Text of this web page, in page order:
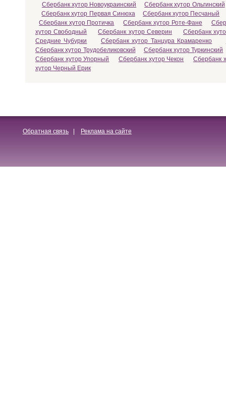
Сбербанк хутор Новоукраинский
Сбербанк хутор Ольгинский
Сбербанк хутор Первая Синюха
Сбербанк хутор Песчаный
Сбербанк хутор Протичка
Сбербанк хутор Роте-Фане
хутор Свободный
Сбербанк хутор Северин
Сбербанк
Средние Чубурки
Сбербанк хутор Танцура Крамаренко
Сбербанк хутор Трудобеликовский
Сбербанк хутор Туркинский
Сбербанк хутор Упорный
Сбербанк хутор Чекон
Сбербанк
хутор Черный Ерик
Обратная связь Реклама на сайте